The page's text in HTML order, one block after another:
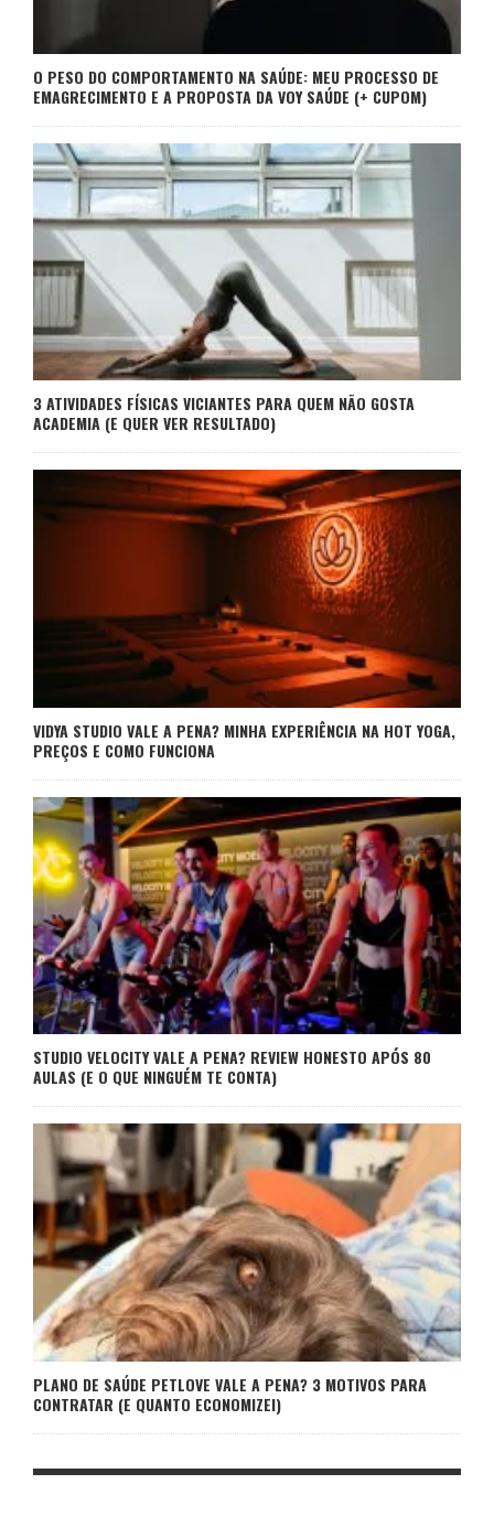
O PESO DO COMPORTAMENTO NA SAÚDE: MEU PROCESSO DE
EMAGRECIMENTO E A PROPOSTA DA VOY SAÚDE (+ CUPOM)
3 ATIVIDADES FÍSICAS VICIANTES PARA QUEM NÃO GOSTA
ACADEMIA (E QUER VER RESULTADO)
VIDYA STUDIO VALE A PENA? MINHA EXPERIÊNCIA NA HOT YOGA,
PREÇOS E COMO FUNCIONA
STUDIO VELOCITY VALE A PENA? REVIEW HONESTO APÓS 80
AULAS (E O QUE NINGUÉM TE CONTA)
PLANO DE SAÚDE PETLOVE VALE A PENA? 3 MOTIVOS PARA
CONTRATAR (E QUANTO ECONOMIZEI)